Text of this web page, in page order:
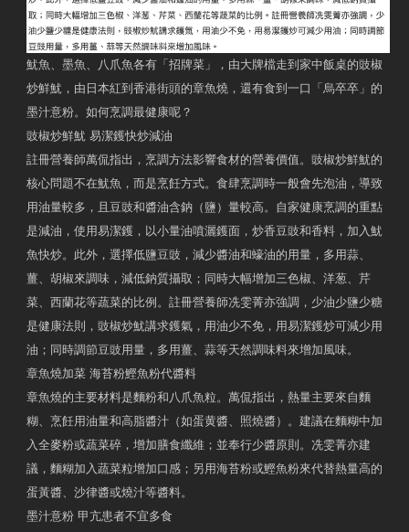
魷魚、墨魚、八爪魚各有「招牌菜」，由大牌檔走到家中飯桌的豉椒
炒鮮魷，由日本紅到香港街頭的章魚燒，還有食到一口「烏卒卒」的
墨汁意粉。如何烹調最健康呢？
豉椒炒鮮魷 易潔鑊快炒減油
註冊營養師萬侃指出，烹調方法影響食材的營養價值。豉椒炒鮮魷的
核心問題不在魷魚，而是烹飪方式。食肆烹調時一般會先泡油，導致
用油量較多，且豆豉和醬油含鈉（鹽）量較高。自家健康烹調的重點
是減油，使用易潔鑊，以小量油噴灑鑊面，炒香豆豉和香料，加入魷
魚快炒。此外，選擇低鹽豆豉，減少醬油和蠔油的用量，多用蒜、
薑、胡椒來調味，減低鈉質攝取；同時大幅增加三色椒、洋葱、芹
菜、西蘭花等蔬菜的比例。註冊營養師冼雯菁亦強調，少油少鹽少糖
是健康法則，豉椒炒魷講求鑊氣，用油少不免，用易潔鑊炒可減少用
油；同時調節豆豉用量，多用薑、蒜等天然調味料來增加風味。
章魚燒加菜 海苔粉鰹魚粉代醬料
章魚燒的主要材料是麵粉和八爪魚粒。萬侃指出，熱量主要來自麵
糊、烹飪用油量和高脂醬汁（如蛋黄醬、照燒醬）。建議在麵糊中加
入全麥粉或蔬菜碎，增加膳食纖維；並奉行少醬原則。冼雯菁亦建
議，麵糊加入蔬菜粒增加口感；另用海苔粉或鰹魚粉來代替熱量高的
蛋黃醬、沙律醬或燒汁等醬料。
墨汁意粉 甲亢患者不宜多食